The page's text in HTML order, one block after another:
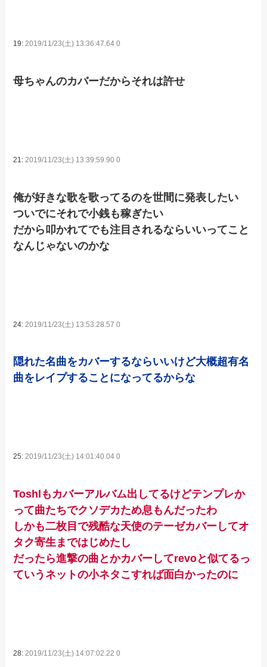
19:2019/11/23(土) 13:36:47.64 0
母ちゃんのカバーだからそれは許せ
21:2019/11/23(土) 13:39:59.90 0
俺が好きな歌を歌ってるのを世間に発表したい
ついでにそれで小銭も稼ぎたい
だから叩かれてでも注目されるならいいってこと
なんじゃないのかな
24: 2019/11/23(土) 13:53:28.57 0
隠れた名曲をカバーするならいいけど大概超有名
曲をレイプすることになってるからな
25:2019/11/23(土) 14:01:40.04 0
Toshlもカバーアルバム出してるけどテンプレか
って曲たちでクソデカため息もんだったわ
しかも二枚目で残酷な天使のテーゼカバーしてオ
タク寄生まではじめたし
だったら進撃の曲とかカバーしてrevoと似てるっ
ていうネットの小ネタこすれば面白かったのに
28:2019/11/23(土) 14:07:02.22 0